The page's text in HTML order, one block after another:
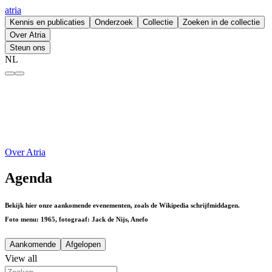
atria
Kennis en publicaties Onderzoek Collectie
Zoeken in de collectie
Over Atria
Steun ons
NL
Over Atria
Agenda
Bekijk hier onze aankomende evenementen, zoals de Wikipedia schrijfmiddagen.
Foto menu: 1965, fotograaf: Jack de Nijs, Anefo
Aankomende Afgelopen
View all